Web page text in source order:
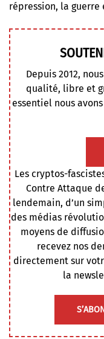
répression, la guerre
Depuis 2012,
qualité, libre et
essentiel nous
Les cryptos-
Contre Attaque
lendemain, d’un
des médias
moyens de
recevez nos
directement sur
la